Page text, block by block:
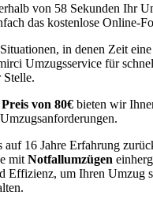
von 58 Sekunden Ihr
das kostenlose Online-
in denen Zeit
Umzugsservice für
Preis von 80€ bieten wir
auf 16 Jahre Erfahrung
mit Notfallumzügen
Effizienz, um Ihren Umzug